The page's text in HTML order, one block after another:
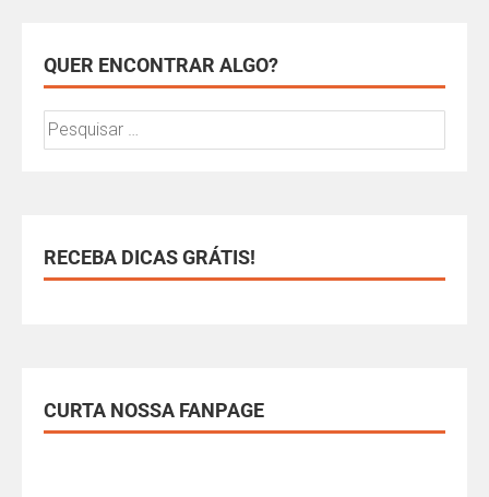
QUER ENCONTRAR ALGO?
RECEBA DICAS GRÁTIS!
CURTA NOSSA FANPAGE